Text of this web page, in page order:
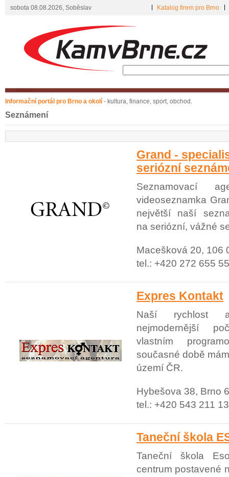
Informační portál pro Brno a okolí - kultura, finance, sport, obchod.
Katalog firem pro Brno
sobota 08.08.2026, Soběslav
Seznámení
Grand -
seriózní
Seznamovací
videoseznamka
největší naší
na seriózní, vážné
Macešková 20, 106
tel.: +420 272 655
Expres Kontakt
Naší rychlost
nejmodernější
vlastním
současné době
území ČR.
Hybešova 38, Brno
tel.: +420 543 211
Taneční škola
Taneční škola
centrum postavené